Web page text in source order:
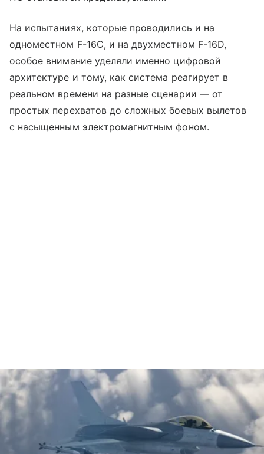
На испытаниях, которые проводились и на
одноместном F-16C, и на двухместном F-16D,
особое внимание уделяли именно цифровой
архитектуре и тому, как система реагирует в
реальном времени на разные сценарии — от
простых перехватов до сложных боевых вылетов
с насыщенным электромагнитным фоном.